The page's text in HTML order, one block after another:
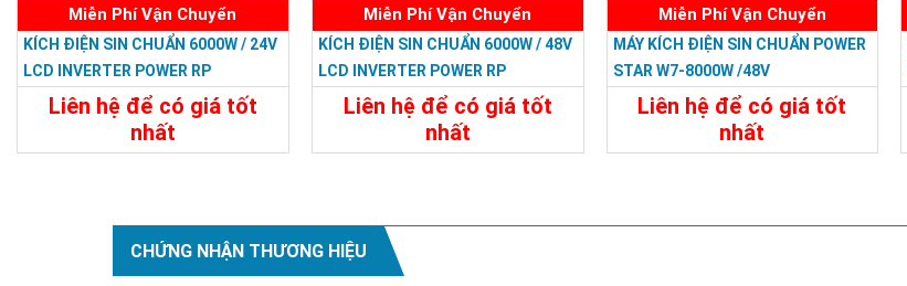
Miễn Phí Vận Chuyển
KÍCH ĐIỆN SIN CHUẨN 6000W / 24V
LCD INVERTER POWER RP
Liên hệ để có giá tốt
nhất
22.788.000đ
Miễn Phí Vận Chuyển
KÍCH ĐIỆN SIN CHUẨN 6000W / 48V
LCD INVERTER POWER RP
Liên hệ để có giá tốt
nhất
23.988.000đ
Miễn Phí Vận Chuyển
MÁY KÍCH ĐIỆN SIN CHUẨN POWER
STAR W7-8000W /48V
Liên hệ để có giá tốt
nhất
29.988.000đ
CHỨNG NHẬN THƯƠNG HIỆU